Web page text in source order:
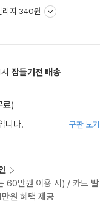
리지 340원
잠들기전 배송
료)
니다. 구판 보기
60만원 이용 시) / 카드 발
원 혜택 제공